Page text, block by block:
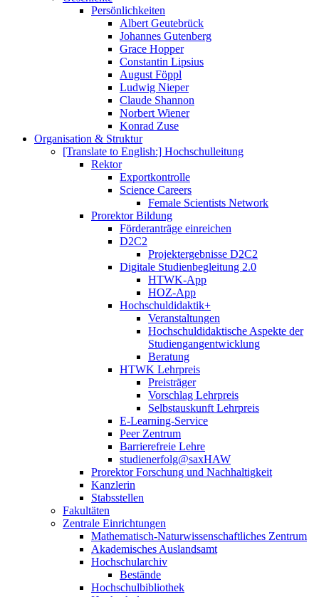
Persönlichkeiten
Albert Geutebrück
Johannes Gutenberg
Grace Hopper
Constantin Lipsius
August Föppl
Ludwig Nieper
Claude Shannon
Norbert Wiener
Konrad Zuse
Organisation & Struktur
[Translate to English:] Hochschulleitung
Rektor
Exportkontrolle
Science Careers
Female Scientists Network
Prorektor Bildung
Förderanträge einreichen
D2C2
Projektergebnisse D2C2
Digitale Studienbegleitung 2.0
HTWK-App
HOZ-App
Hochschuldidaktik+
Veranstaltungen
Hochschuldidaktische Aspekte der
Studiengangentwicklung
Beratung
HTWK Lehrpreis
Preisträger
Vorschlag Lehrpreis
Selbstauskunft Lehrpreis
E-Learning-Service
Peer Zentrum
Barrierefreie Lehre
studienerfolg@saxHAW
Prorektor Forschung und Nachhaltigkeit
Kanzlerin
Stabsstellen
Fakultäten
Zentrale Einrichtungen
Mathematisch-Naturwissenschaftliches Zentrum
Akademisches Auslandsamt
Hochschularchiv
Bestände
Hochschulbibliothek